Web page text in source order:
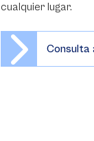
cualquier lugar.
Consulta